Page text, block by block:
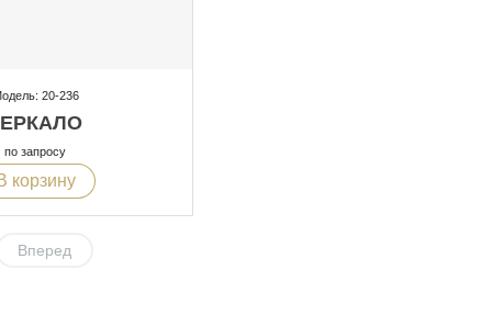
20-236
по запросу
корзину
Вперед